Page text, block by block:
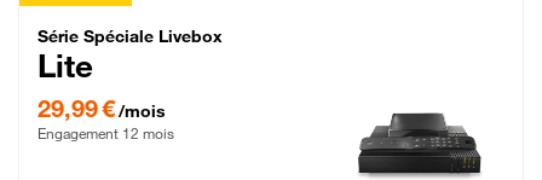
Série Spéciale Livebox Lite Fibre
Série Spéciale Livebox
Lite
29,99 €/mois
Engagement 12 mois